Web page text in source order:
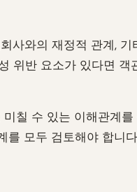
사와의 재정적 관계, 기
위반 요소가 있다면 객
칠 수 있는 이해관계
를 모두 검토해야 합니